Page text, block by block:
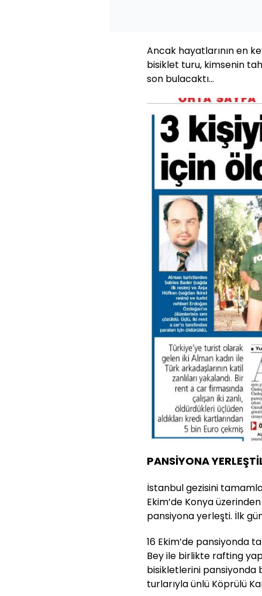
Ancak hayatlarının en
bisiklet turu, kimsenin
son bulacaktı…
PANSİYONA
İstanbul gezisini
Ekim’de Konya
pansiyona yerleşti. İlk
16 Ekim’de pansiyonda
Bey ile birlikte rafting
bisikletlerini pansiyonda
turlarıyla ünlü Köprülü